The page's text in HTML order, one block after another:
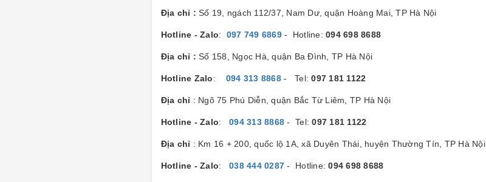
Địa chỉ : Số 19, ngách 112/37, Nam Dư, quận Hoàng Mai, TP Hà Nội
Hotline - Zalo: 097 749 6869 - Hotline: 094 698 8688
Địa chỉ : Số 158, Ngọc Hà, quận Ba Đình, TP Hà Nội
Hotline Zalo: 094 313 8868 - Tel:097 181 1122
Địa chỉ : Ngõ 75 Phú Diễn, quận Bắc Từ Liêm, TP Hà Nội
Hotline - Zalo: 094 313 8868 - Tel:097 181 1122
Địa chỉ : Km 16 + 200, quốc lộ 1A, xã Duyên Thái, huyện Thường Tín, TP Hà Nội
Hotline - Zalo: 038 444 0287 - Hotline:094 698 8688